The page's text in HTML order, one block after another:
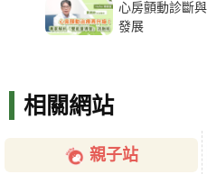
心房顫動診斷
發展
相關網站
親子站